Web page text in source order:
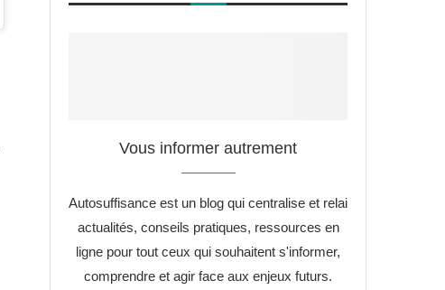
Vous informer autrement
Autosuffisance est un blog qui centralise et relai
actualités, conseils pratiques, ressources en
ligne pour tout ceux qui souhaitent s'informer,
comprendre et agir face aux enjeux futurs.